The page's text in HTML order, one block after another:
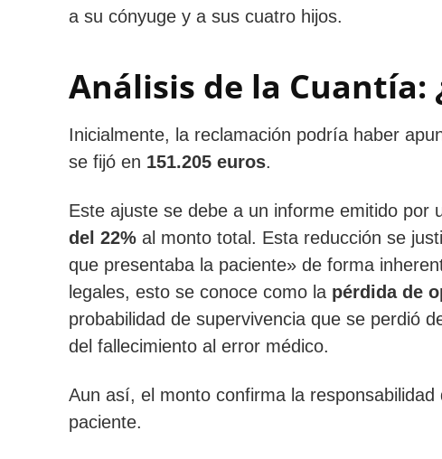
a su cónyuge y a sus cuatro hijos.
Análisis de la Cuantía:
Inicialmente, la reclamación podría haber
se fijó en 151.205 euros.
Este ajuste se debe a un informe emitido por
del 22% al monto total. Esta reducción se
que presentaba la paciente» de forma
legales, esto se conoce como la pérdida de
probabilidad de supervivencia que se perdió
del fallecimiento al error médico.
Aun así, el monto confirma la
paciente.